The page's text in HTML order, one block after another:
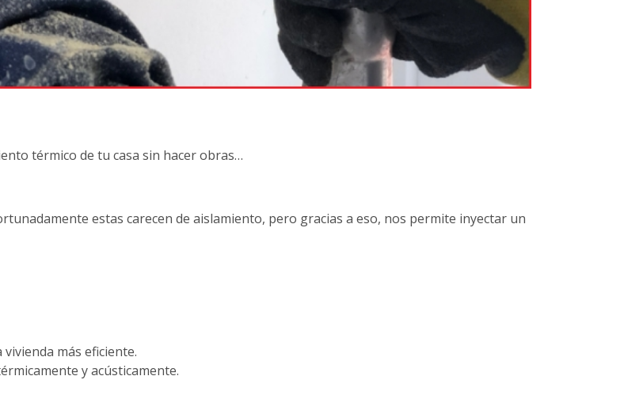
térmico de tu casa sin hacer obras…
estas carecen de aislamiento, pero gracias a eso, nos permite inyectar un
más eficiente.
y acústicamente.